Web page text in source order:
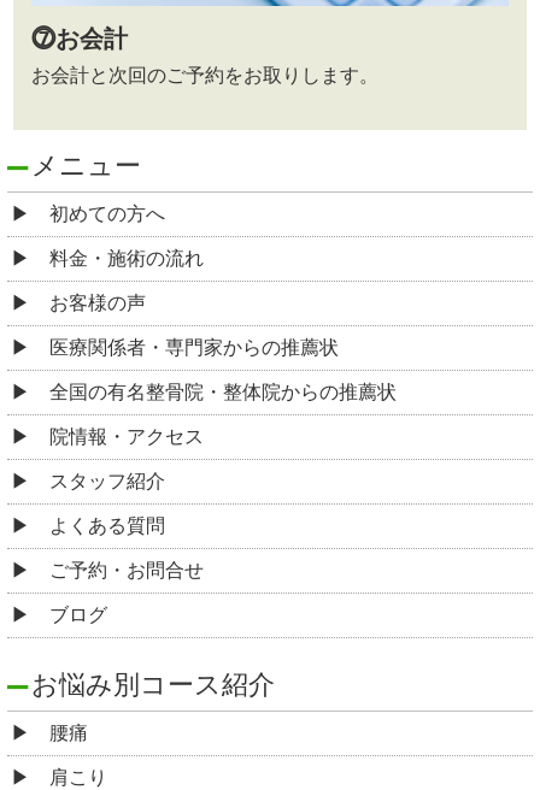
⓻お会計
お会計と次回のご予約をお取りします。
メニュー
初めての方へ
料金・施術の流れ
お客様の声
医療関係者・専門家からの推薦状
全国の有名整骨院・整体院からの推薦状
院情報・アクセス
スタッフ紹介
よくある質問
ご予約・お問合せ
ブログ
お悩み別コース紹介
腰痛
肩こり